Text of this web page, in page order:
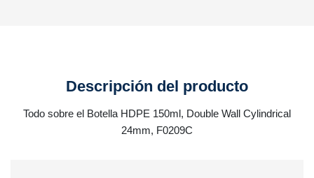
Descripción del producto
Todo sobre el Botella HDPE 150ml, Double Wall Cylindrical
24mm, F0209C